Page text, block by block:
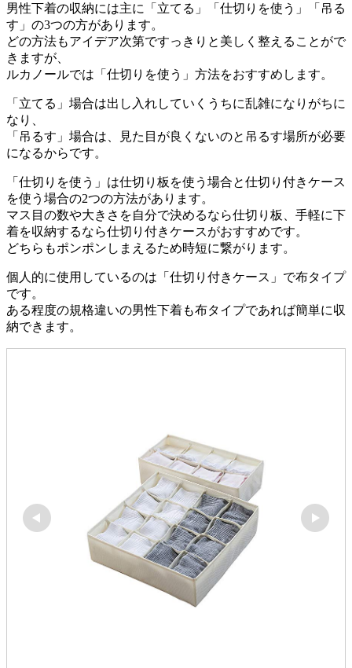
男性下着の収納には主に「立てる」「仕切りを使う」「吊る
す」の3つの方があります。
どの方法もアイデア次第ですっきりと美しく整えることがで
きますが、
ルカノールでは「仕切りを使う」方法をおすすめします。
「立てる」場合は出し入れしていくうちに乱雑になりがちに
なり、
「吊るす」場合は、見た目が良くないのと吊るす場所が必要
になるからです。
「仕切りを使う」は仕切り板を使う場合と仕切り付きケース
を使う場合の2つの方法があります。
マス目の数や大きさを自分で決めるなら仕切り板、手軽に下
着を収納するなら仕切り付きケースがおすすめです。
どちらもポンポンしまえるため時短に繋がります。
個人的に使用しているのは「仕切り付きケース」で布タイプ
です。
ある程度の規格違いの男性下着も布タイプであれば簡単に収
納できます。